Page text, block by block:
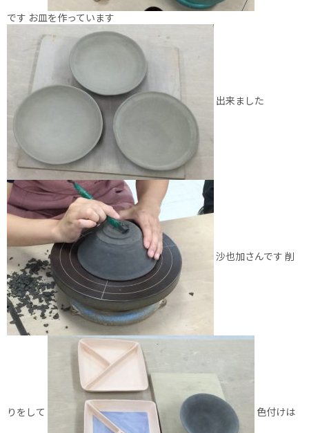
です お皿を作っています
出来ました
沙也加さんです 削
りをして 色付けは